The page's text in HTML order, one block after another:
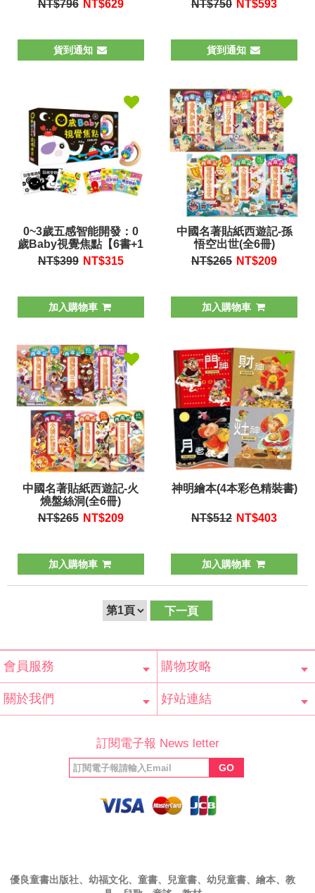
NT$796 NT$629
貨到通知
NT$750 NT$593
貨到通知
0~3歲五感智能開發：0
歲Baby視覺焦點【6書+1
原木手搖鈴】
NT$399 NT$315
加入購物車
中國名著貼紙西遊記-孫
悟空出世(全6冊)
NT$265 NT$209
加入購物車
中國名著貼紙西遊記-火
燒盤絲洞(全6冊)
NT$265 NT$209
加入購物車
神明繪本(4本彩色精裝書)
NT$512 NT$403
加入購物車
下一頁
會員服務
會員辨法
客服信箱
隱私條款
網站導覽
購物攻略
常見問題
購物說明
訂單查詢
關於我們 好站連結
福利協會
絲專頁
訂閱電子報 News letter
GO
優良童書出版社、幼福文化、童書、兒童書、幼兒童書、繪本、教